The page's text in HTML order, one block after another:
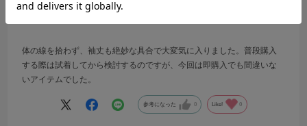
体型:ふつう
体の線を拾わず、袖丈も絶妙な具合で大変気に入りました。普段購入
する際は試着してから検討するのですが、今回は即購入でも間違いな
いアイテムでした。
参考になった 0 Like! 0